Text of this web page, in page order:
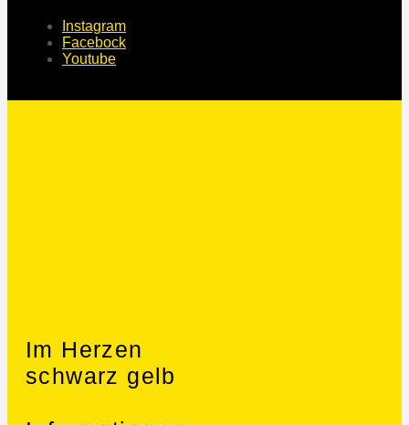
Instagram
Facebock
Youtube
Im Herzen
schwarz gelb